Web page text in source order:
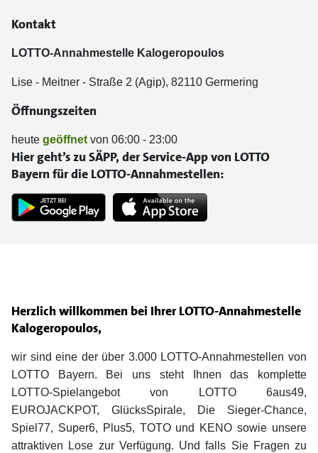
Herzlich willkommen bei Ihrer LOTTO-Annahmestelle
Kalogeropoulos,
wir sind eine der über 3.000 LOTTO-Annahmestellen von
LOTTO Bayern. Bei uns steht Ihnen das komplette
LOTTO-Spielangebot von LOTTO 6aus49,
EUROJACKPOT, GlücksSpirale, Die Sieger-Chance,
Spiel77, Super6, Plus5, TOTO und KENO sowie unsere
attraktiven Lose zur Verfügung. Und falls Sie Fragen zu
Kontakt
LOTTO-Annahmestelle Kalogeropoulos
Lise - Meitner - Straße 2 (Agip), 82110 Germering
Öffnungszeiten
heute geöffnet von 06:00 - 23:00
Hier geht’s zu SÄPP, der Service-App von LOTTO
Bayern für die LOTTO-Annahmestellen: